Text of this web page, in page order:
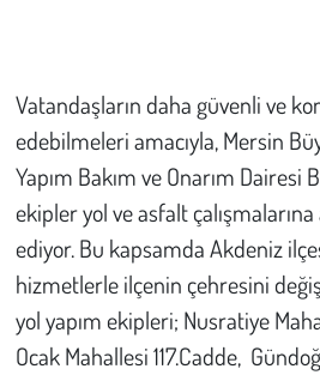
Vatandaşların daha güvenli ve
edebilmeleri amacıyla, Mersin
Yapım Bakım ve Onarım Dairesi
ekipler yol ve asfalt
ediyor. Bu kapsamda Akdeniz
hizmetlerle ilçenin çehresini
yol yapım ekipleri; Nusratiye
Ocak Mahallesi 117.Cadde,
Galeri
Günün İçinden
Vefat İlanları
Tarih
Hukuk